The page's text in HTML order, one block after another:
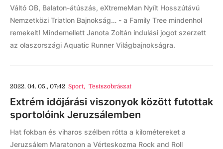
Váltó OB, Balaton-átúszás, eXtremeMan Nyílt Hosszútávú
Nemzetközi Triatlon Bajnokság… - a Family Tree mindenhol
remekelt! Mindemellett Janota Zoltán indulási jogot szerzett
az olaszországi Aquatic Runner Világbajnokságra.
2022. 04. 05., 07:42 Sport, Testszobrászat
Extrém időjárási viszonyok között futottak
sportolóink Jeruzsálemben
Hat fokban és viharos szélben rótta a kilométereket a
Jeruzsálem Maratonon a Vérteskozma Rock and Roll